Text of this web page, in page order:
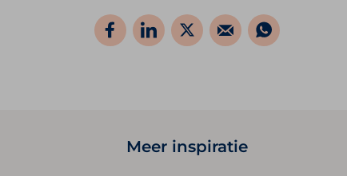
Meer inspiratie